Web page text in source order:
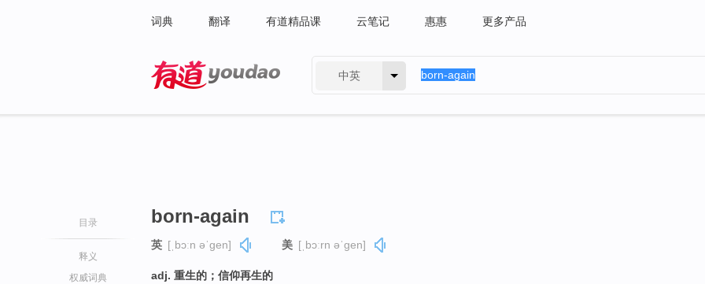
词典 翻译 有道精品课 云笔记 惠惠 更多产品
中英
目录
释义
权威词典
born-again
英 [ˌbɔːn əˈɡen] 美 [ˌbɔːrn əˈɡen]
adj. 重生的；信仰再生的